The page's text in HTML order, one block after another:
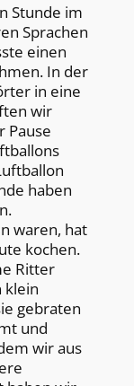
Stunde im
Sprachen
einen
In der
in eine
wir
Pause
haben
waren, hat
kochen.
Ritter
klein
gebraten
und
wir aus